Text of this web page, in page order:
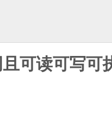
可读可写可